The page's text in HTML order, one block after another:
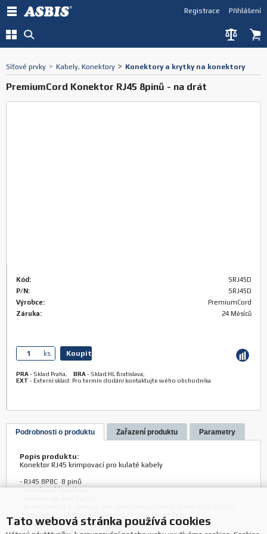
Přihlášení
Registrace
Síťové prvky > Kabely, Konektory > Konektory a krytky na konektory
PremiumCord Konektor RJ45 8pinů - na drát
Kód:
SRJ45D
P/N:
SRJ45D
Výrobce:
PremiumCord
Záruka:
24 Měsíců
ks. Koupit
PRA- Sklad Praha, BRA- Sklad HL Bratislava,
EXT - Externí sklad: Pro termín dodání kontaktujte svého obchodníka
Podrobnosti o produktu Zařazení produktu Parametry
Popis produktu:
Konektor RJ45 krimpovací pro kulaté kabely
- RJ45 8P8C 8 pinů
- nestíněný konektor
drátu, jak je vidět na přiloženém detailu konektoru
- prodejní balení 1 ks (větší balení po 100ks)
- Material kontaktů: Phosphor bronze
Tato webová stránka používá cookies